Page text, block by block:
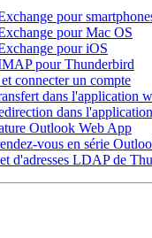
pour
pour Mac OS
pour iOS
pour Thunderbird
connecter un compte
dans l'application
dans
Outlook Web App
vous en série
d'adresses LDAP de